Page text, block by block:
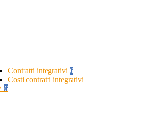
Contratti integrativi 6
Costi contratti integrativi
6